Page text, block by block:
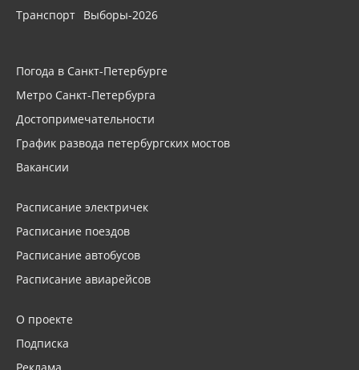
Транспорт Выборы-2026
Погода в Санкт-Петербурге
Метро Санкт-Петербурга
Достопримечательности
График развода петербургских мостов
Вакансии
Расписание электричек
Расписание поездов
Расписание автобусов
Расписание авиарейсов
О проекте
Подписка
Реклама